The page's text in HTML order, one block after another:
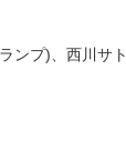
ンプ)、西川サト